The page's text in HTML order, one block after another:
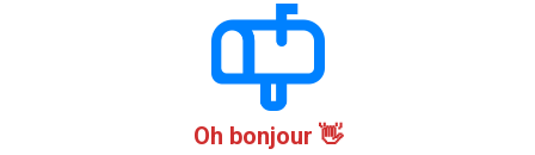
Oh bonjour 👋